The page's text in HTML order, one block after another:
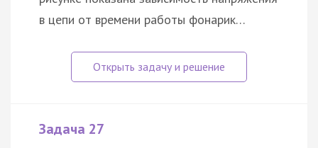
в цепи от времени работы фонарик…
Задача 27